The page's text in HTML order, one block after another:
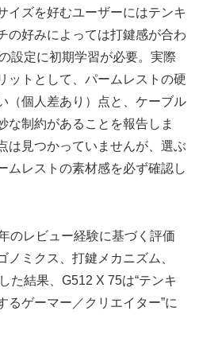
イズを好むユーザーにはテンキ
の好みによっては打鍵感が合わ
設定に初期学習が必要。実際
ットとして、パームレストの硬
（個人差あり）点と、ケーブル
な制約があることを報告しま
は見つかっていませんが、選ぶ
ムレストの素材感を必ず確認し
のレビュー経験に基づく評価
ノミクス、打鍵メカニズム、
た結果、G512 X 75は“テンキ
るゲーマー／クリエイター”に